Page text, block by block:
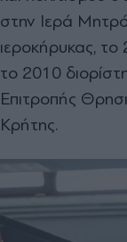
στην Ιερά
ιεροκήρυκας, το
το 2010
Επιτροπής
Κρήτης.